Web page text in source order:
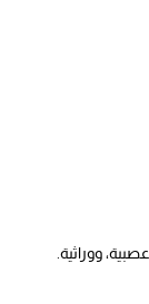
ووراثية.